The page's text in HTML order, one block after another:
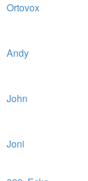
Ortovox
Andy
John
Joni